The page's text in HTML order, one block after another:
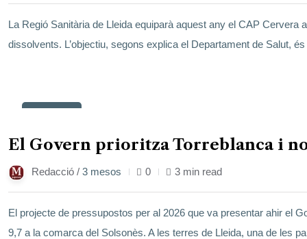
La Regió Sanitària de Lleida equiparà aquest any el CAP
dissolvents. L’objectiu, segons explica el Departament de Salut,
El Govern prioritza Torreblanca i
Redacció / 3 mesos 0 3 min read
El projecte de pressupostos per al 2026 que va presentar ahir el
9,7 a la comarca del Solsonès. A les terres de Lleida, una de les